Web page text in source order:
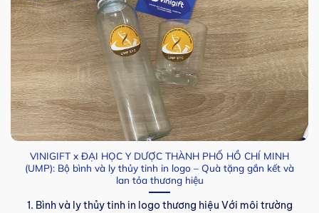
VINIGIFT x ĐẠI HỌC Y DƯỢC THÀNH PHỐ HỒ CHÍ MINH
(UMP): Bộ bình và ly thủy tinh in logo – Quà tặng gắn kết và
lan tỏa thương hiệu
1. Bình và ly thủy tinh in logo thương hiệu Với môi trường